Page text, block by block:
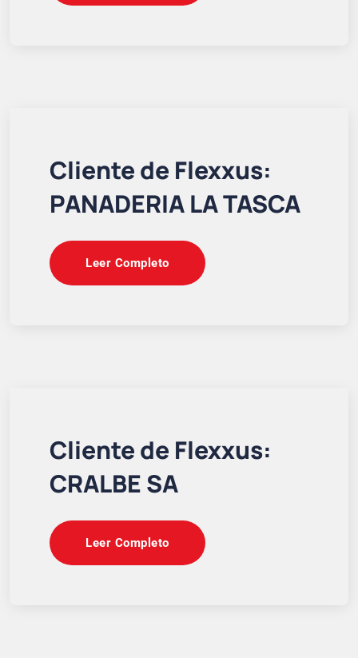
Cliente de Flexxus:
PANADERIA LA TASCA
Leer Completo
Cliente de Flexxus:
CRALBE SA
Leer Completo